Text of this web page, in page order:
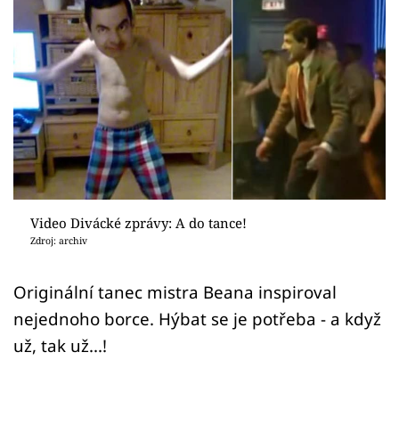
Showbyznys
Youtubeři
Virály
Sex a vztahy
Videa
Sledujte prima+
Přihlášení
Sledujte nás
Video Divácké zprávy: A do tance!
Zdroj: archiv
Originální tanec mistra Beana inspiroval
nejednoho borce. Hýbat se je potřeba - a když
už, tak už...!